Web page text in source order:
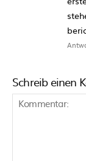
Schreib einen